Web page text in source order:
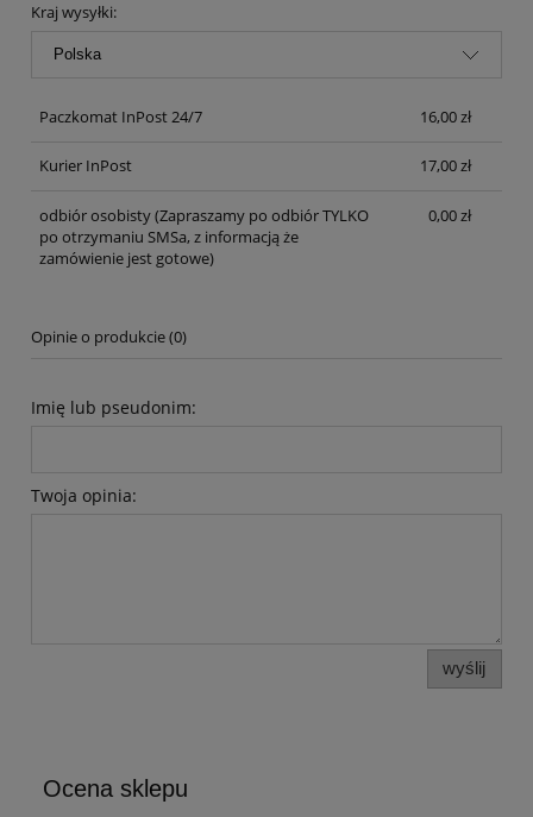
Kraj wysyłki:
Paczkomat InPost 24/7 16,00 zł
Kurier InPost 17,00 zł
odbiór osobisty(Zapraszamy po odbiór TYLKO
po otrzymaniu SMSa, z informacją że
zamówienie jest gotowe)
0,00 zł
Opinie o produkcie (0)
Imię lub pseudonim:
Twoja opinia:
wyślij
Ocena sklepu